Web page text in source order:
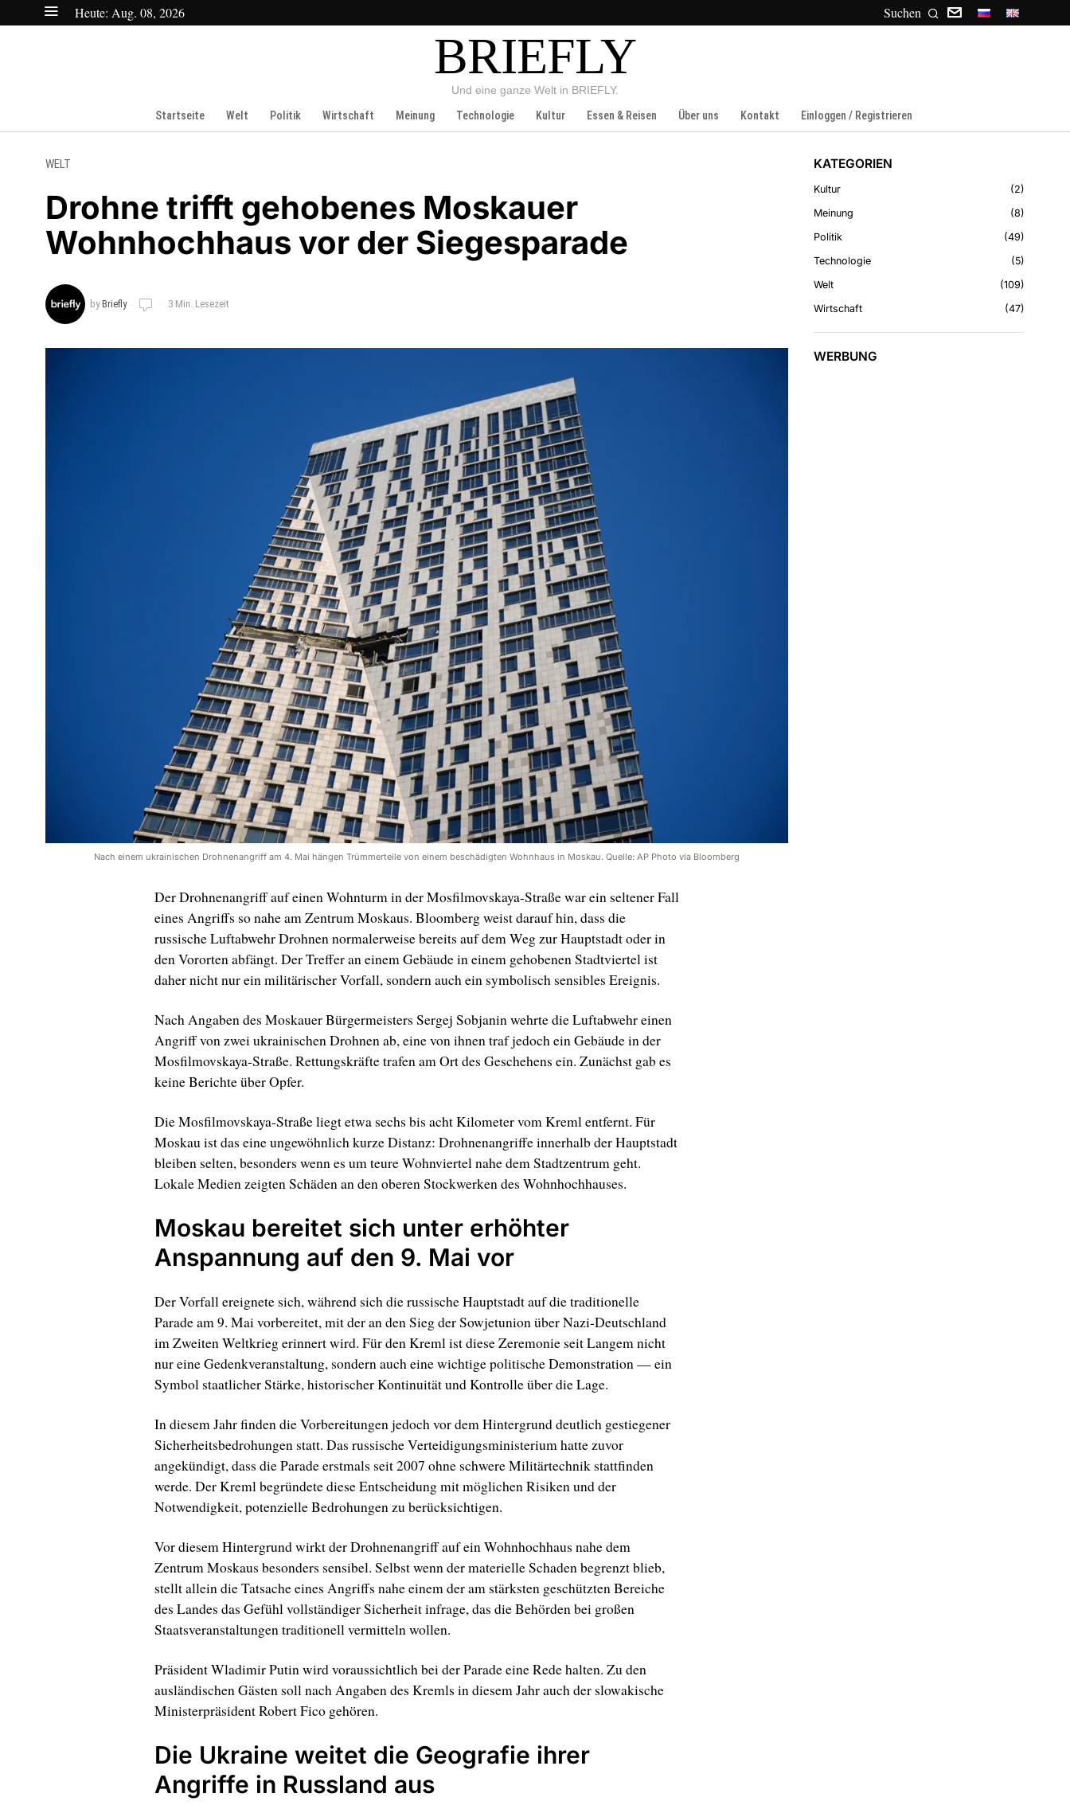
Heute: Aug. 08, 2026 Suchen
BRIEFLY
Und eine ganze Welt in BRIEFLY.
Startseite
Welt Politik Wirtschaft Meinung Technologie Kultur Essen & Reisen Über uns Kontakt Einloggen / Registrieren
WELT
Drohne trifft gehobenes Moskauer
Wohnhochhaus vor der Siegesparade
byBriefly 3 Min. Lesezeit
Nach einem ukrainischen Drohnenangriff am 4. Mai hängen Trümmerteile von einem beschädigten Wohnhaus in Moskau. Quelle: AP Photo via Bloomberg
Der Drohnenangriff auf einen Wohnturm in der Mosfilmovskaya-Straße war ein seltener Fall
eines Angriffs so nahe am Zentrum Moskaus. Bloomberg weist darauf hin, dass die
russische Luftabwehr Drohnen normalerweise bereits auf dem Weg zur Hauptstadt oder in
den Vororten abfängt. Der Treffer an einem Gebäude in einem gehobenen Stadtviertel ist
daher nicht nur ein militärischer Vorfall, sondern auch ein symbolisch sensibles Ereignis.
Nach Angaben des Moskauer Bürgermeisters Sergej Sobjanin wehrte die Luftabwehr einen
Angriff von zwei ukrainischen Drohnen ab, eine von ihnen traf jedoch ein Gebäude in der
Mosfilmovskaya-Straße. Rettungskräfte trafen am Ort des Geschehens ein. Zunächst gab es
keine Berichte über Opfer.
Die Mosfilmovskaya-Straße liegt etwa sechs bis acht Kilometer vom Kreml entfernt. Für
Moskau ist das eine ungewöhnlich kurze Distanz: Drohnenangriffe innerhalb der Hauptstadt
bleiben selten, besonders wenn es um teure Wohnviertel nahe dem Stadtzentrum geht.
Lokale Medien zeigten Schäden an den oberen Stockwerken des Wohnhochhauses.
Moskau bereitet sich unter erhöhter
Anspannung auf den 9. Mai vor
Der Vorfall ereignete sich, während sich die russische Hauptstadt auf die traditionelle
Parade am 9. Mai vorbereitet, mit der an den Sieg der Sowjetunion über Nazi-Deutschland
im Zweiten Weltkrieg erinnert wird. Für den Kreml ist diese Zeremonie seit Langem nicht
nur eine Gedenkveranstaltung, sondern auch eine wichtige politische Demonstration — ein
Symbol staatlicher Stärke, historischer Kontinuität und Kontrolle über die Lage.
In diesem Jahr finden die Vorbereitungen jedoch vor dem Hintergrund deutlich gestiegener
Sicherheitsbedrohungen statt. Das russische Verteidigungsministerium hatte zuvor
angekündigt, dass die Parade erstmals seit 2007 ohne schwere Militärtechnik stattfinden
werde. Der Kreml begründete diese Entscheidung mit möglichen Risiken und der
Notwendigkeit, potenzielle Bedrohungen zu berücksichtigen.
Vor diesem Hintergrund wirkt der Drohnenangriff auf ein Wohnhochhaus nahe dem
Zentrum Moskaus besonders sensibel. Selbst wenn der materielle Schaden begrenzt blieb,
stellt allein die Tatsache eines Angriffs nahe einem der am stärksten geschützten Bereiche
des Landes das Gefühl vollständiger Sicherheit infrage, das die Behörden bei großen
Staatsveranstaltungen traditionell vermitteln wollen.
Präsident Wladimir Putin wird voraussichtlich bei der Parade eine Rede halten. Zu den
ausländischen Gästen soll nach Angaben des Kremls in diesem Jahr auch der slowakische
Ministerpräsident Robert Fico gehören.
Die Ukraine weitet die Geografie ihrer
Angriffe in Russland aus
KATEGORIEN
Kultur
2
Meinung
8
Politik
49
Technologie
5
Welt
109
Wirtschaft
47
WERBUNG